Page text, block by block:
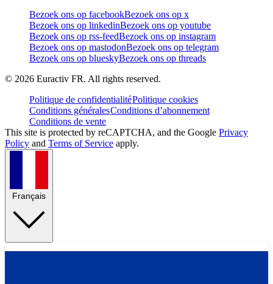
Bezoek ons op facebookBezoek ons op x
Bezoek ons op linkedinBezoek ons op youtube
Bezoek ons op rss-feedBezoek ons op instagram
Bezoek ons op mastodonBezoek ons op telegram
Bezoek ons op blueskyBezoek ons op threads
© 2026 Euractiv FR. All rights reserved.
Politique de confidentialitéPolitique cookies
Conditions généralesConditions d’abonnement
Conditions de vente
This site is protected by reCAPTCHA, and the Google Privacy
Policy and Terms of Service apply.
Français